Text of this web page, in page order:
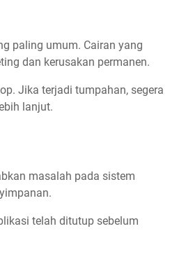
paling umum. Cairan yang
dan kerusakan permanen.
Jika terjadi tumpahan, segera
lanjut.
masalah pada sistem
telah ditutup sebelum